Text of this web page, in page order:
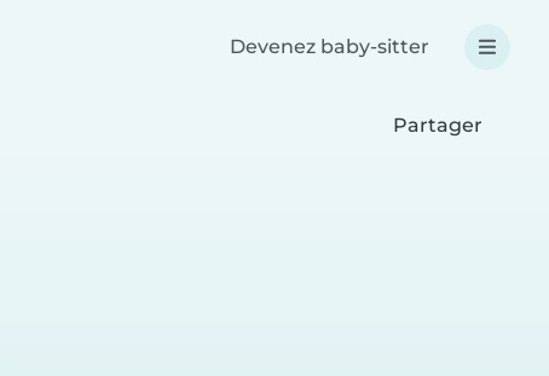
Devenez baby-sitter
Partager